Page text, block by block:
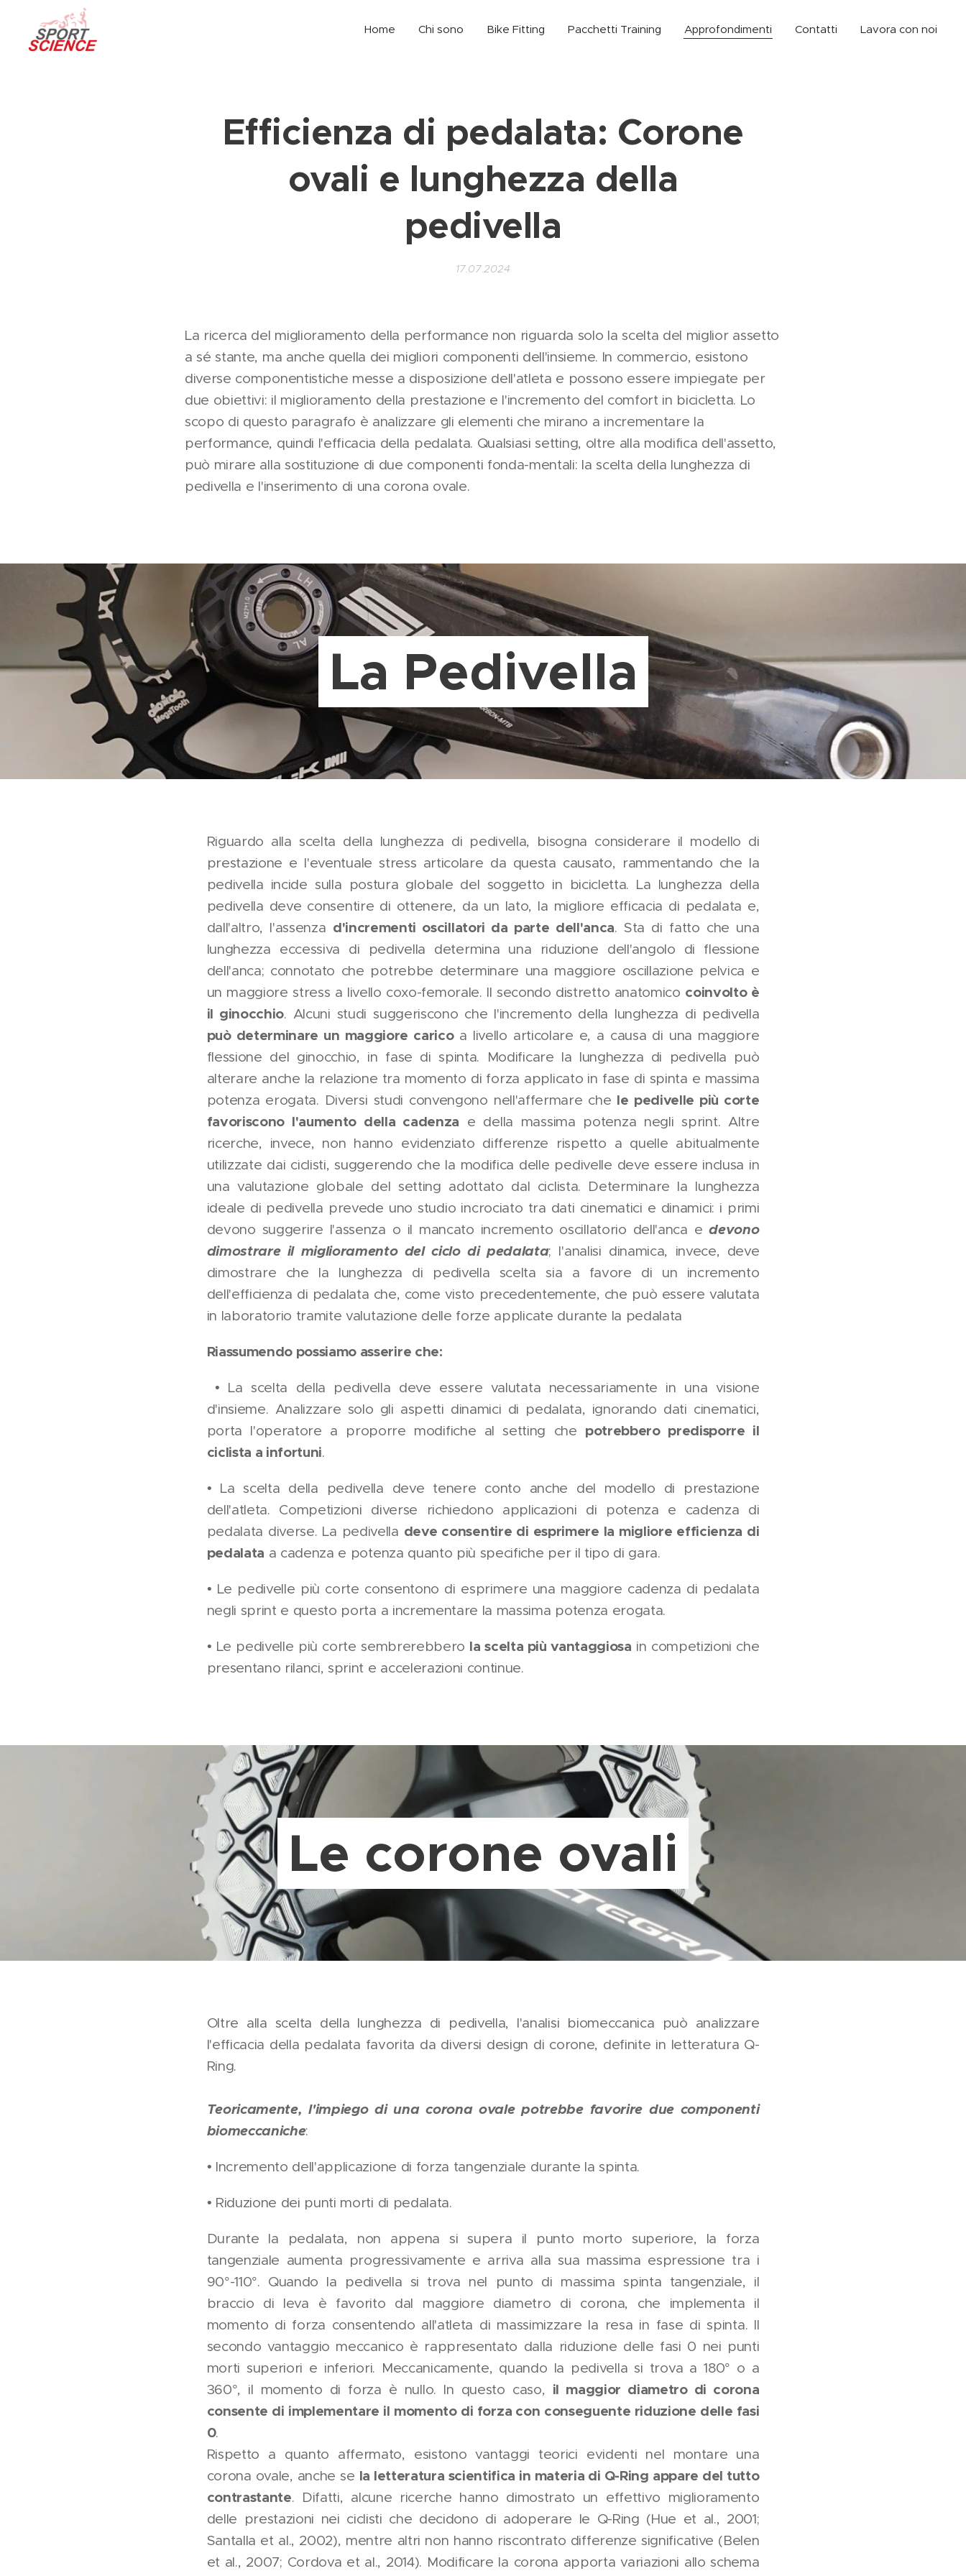
Home Chi sono Bike Fitting Pacchetti Training Approfondimenti Contatti Lavora con noi
Efficienza di pedalata: Corone
ovali e lunghezza della
pedivella
17.07.2024
La ricerca del miglioramento della performance non riguarda solo la scelta del miglior assetto
a sé stante, ma anche quella dei migliori componenti dell'insieme. In commercio, esistono
diverse componentistiche messe a disposizione dell'atleta e possono essere impiegate per
due obiettivi: il miglioramento della prestazione e l'incremento del comfort in bicicletta. Lo
scopo di questo paragrafo è analizzare gli elementi che mirano a incrementare la
performance, quindi l'efficacia della pedalata. Qualsiasi setting, oltre alla modifica dell'assetto,
può mirare alla sostituzione di due componenti fonda-mentali: la scelta della lunghezza di
pedivella e l'inserimento di una corona ovale.
La Pedivella
Riguardo alla scelta della lunghezza di pedivella, bisogna considerare il modello di
prestazione e l'eventuale stress articolare da questa causato, rammentando che la
pedivella incide sulla postura globale del soggetto in bicicletta. La lunghezza della
pedivella deve consentire di ottenere, da un lato, la migliore efficacia di pedalata e,
dall'altro, l'assenza d'incrementi oscillatori da parte dell'anca. Sta di fatto che una
lunghezza eccessiva di pedivella determina una riduzione dell'angolo di flessione
dell'anca; connotato che potrebbe determinare una maggiore oscillazione pelvica e
un maggiore stress a livello coxo-femorale. Il secondo distretto anatomico coinvolto è
il ginocchio. Alcuni studi suggeriscono che l'incremento della lunghezza di pedivella
può determinare un maggiore caricoa livello articolare e, a causa di una maggiore
flessione del ginocchio, in fase di spinta. Modificare la lunghezza di pedivella può
alterare anche la relazione tra momento di forza applicato in fase di spinta e massima
potenza erogata. Diversi studi convengono nell'affermare che le pedivelle più corte
favoriscono l'aumento della cadenza e della massima potenza negli sprint. Altre
ricerche, invece, non hanno evidenziato differenze rispetto a quelle abitualmente
utilizzate dai ciclisti, suggerendo che la modifica delle pedivelle deve essere inclusa in
una valutazione globale del setting adottato dal ciclista. Determinare la lunghezza
ideale di pedivella prevede uno studio incrociato tra dati cinematici e dinamici: i primi
devono suggerire l'assenza o il mancato incremento oscillatorio dell'anca edevono
dimostrare il miglioramento del ciclo di pedalata; l'analisi dinamica, invece, deve
dimostrare che la lunghezza di pedivella scelta sia a favore di un incremento
dell'efficienza di pedalata che, come visto precedentemente, che può essere valutata
in laboratorio tramite valutazione delle forze applicate durante la pedalata
Riassumendo possiamo asserire che:
• La scelta della pedivella deve essere valutata necessariamente in una visione
d'insieme. Analizzare solo gli aspetti dinamici di pedalata, ignorando dati cinematici,
porta l'operatore a proporre modifiche al setting che potrebbero predisporre il
ciclista a infortuni.
• La scelta della pedivella deve tenere conto anche del modello di prestazione
dell'atleta. Competizioni diverse richiedono applicazioni di potenza e cadenza di
pedalata diverse. La pedivella deve consentire di esprimere la migliore efficienza di
pedalata a cadenza e potenza quanto più specifiche per il tipo di gara.
• Le pedivelle più corte consentono di esprimere una maggiore cadenza di pedalata
negli sprint e questo porta a incrementare la massima potenza erogata.
• Le pedivelle più corte sembrerebbero la scelta più vantaggiosa in competizioni che
presentano rilanci, sprint e accelerazioni continue.
Le corone ovali
Oltre alla scelta della lunghezza di pedivella, l'analisi biomeccanica può analizzare
l'efficacia della pedalata favorita da diversi design di corone, definite in letteratura Q-
Ring.
Teoricamente, l'impiego di una corona ovale potrebbe favorire due componenti
biomeccaniche:
• Incremento dell'applicazione di forza tangenziale durante la spinta.
• Riduzione dei punti morti di pedalata.
Durante la pedalata, non appena si supera il punto morto superiore, la forza
tangenziale aumenta progressivamente e arriva alla sua massima espressione tra i
90°-110°. Quando la pedivella si trova nel punto di massima spinta tangenziale, il
braccio di leva è favorito dal maggiore diametro di corona, che implementa il
momento di forza consentendo all'atleta di massimizzare la resa in fase di spinta. Il
secondo vantaggio meccanico è rappresentato dalla riduzione delle fasi 0 nei punti
morti superiori e inferiori. Meccanicamente, quando la pedivella si trova a 180° o a
360°, il momento di forza è nullo. In questo caso, il maggior diametro di corona
consente di implementare il momento di forza con conseguente riduzione delle fasi
0.
Rispetto a quanto affermato, esistono vantaggi teorici evidenti nel montare una
corona ovale, anche se la letteratura scientifica in materia di Q-Ring appare del tutto
contrastante. Difatti, alcune ricerche hanno dimostrato un effettivo miglioramento
delle prestazioni nei ciclisti che decidono di adoperare le Q-Ring (Hue et al., 2001;
Santalla et al., 2002), mentre altri non hanno riscontrato differenze significative (Belen
et al., 2007; Cordova et al., 2014). Modificare la corona apporta variazioni allo schema